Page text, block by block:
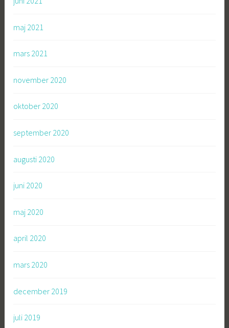
maj 2021
mars 2021
november 2020
oktober 2020
september 2020
augusti 2020
juni 2020
maj 2020
april 2020
mars 2020
december 2019
juli 2019